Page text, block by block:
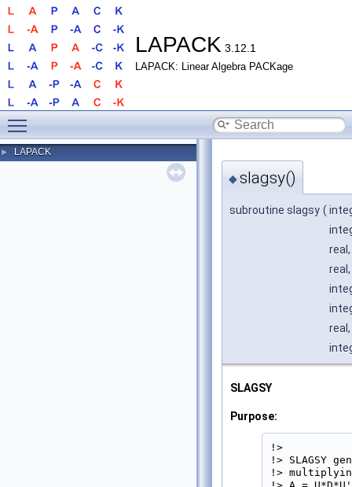
LAPACK 3.12.1
LAPACK: Linear Algebra PACKage
► LAPACK
◆slagsy()
subroutine slagsy (
SLAGSY
Purpose:
!>
!> SLAGSY
!>